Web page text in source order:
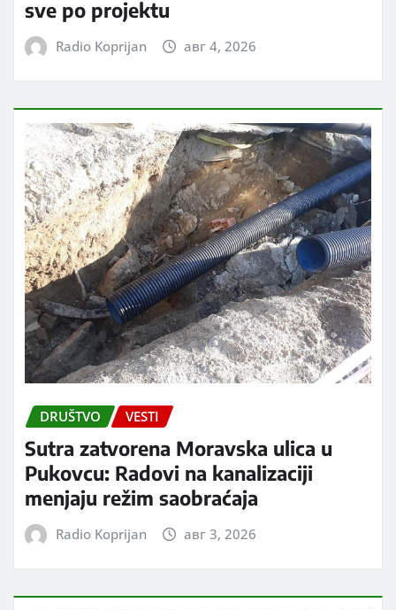
sve po projektu
Radio Koprijan авг 4, 2026
DRUŠTVO VESTI
Sutra zatvorena Moravska ulica u
Pukovcu: Radovi na kanalizaciji
menjaju režim saobraćaja
Radio Koprijan авг 3, 2026